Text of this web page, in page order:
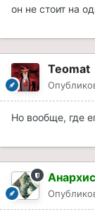
он не стоит на
Teomat
Но вообще, где